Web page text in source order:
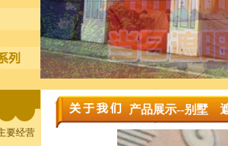
要经营
产品展示--别墅